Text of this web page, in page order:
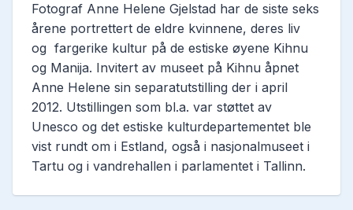
Fotograf Anne Helene Gjelstad har de siste seks
årene portrettert de eldre kvinnene, deres liv
og fargerike kultur på de estiske øyene Kihnu
og Manija. Invitert av museet på Kihnu åpnet
Anne Helene sin separatutstilling der i april
2012. Utstillingen som bl.a. var støttet av
Unesco og det estiske kulturdepartementet ble
vist rundt om i Estland, også i nasjonalmuseet i
Tartu og i vandrehallen i parlamentet i Tallinn.